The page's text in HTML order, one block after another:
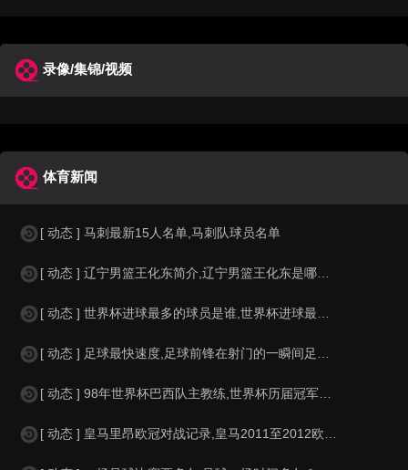
录像/集锦/视频
体育新闻
[ 动态 ] 马刺最新15人名单,马刺队球员名单
[ 动态 ] 辽宁男篮王化东简介,辽宁男篮王化东是哪里人？
[ 动态 ] 世界杯进球最多的球员是谁,世界杯进球最多的球员是谁？
[ 动态 ] 足球最快速度,足球前锋在射门的一瞬间足球的速度有多快？？
[ 动态 ] 98年世界杯巴西队主教练,世界杯历届冠军球队教练
[ 动态 ] 皇马里昂欧冠对战记录,皇马2011至2012欧冠赛程&nbs